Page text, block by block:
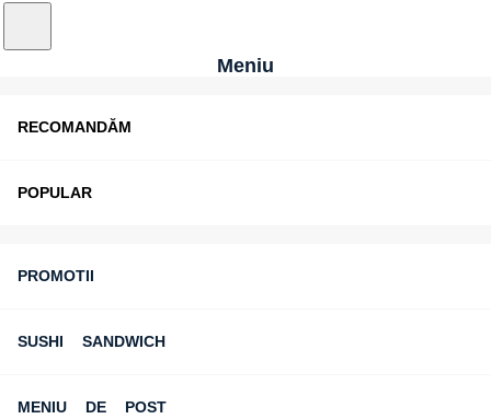
Meniu
RECOMANDĂM
POPULAR
PROMOTII
SUSHI SANDWICH
MENIU DE POST